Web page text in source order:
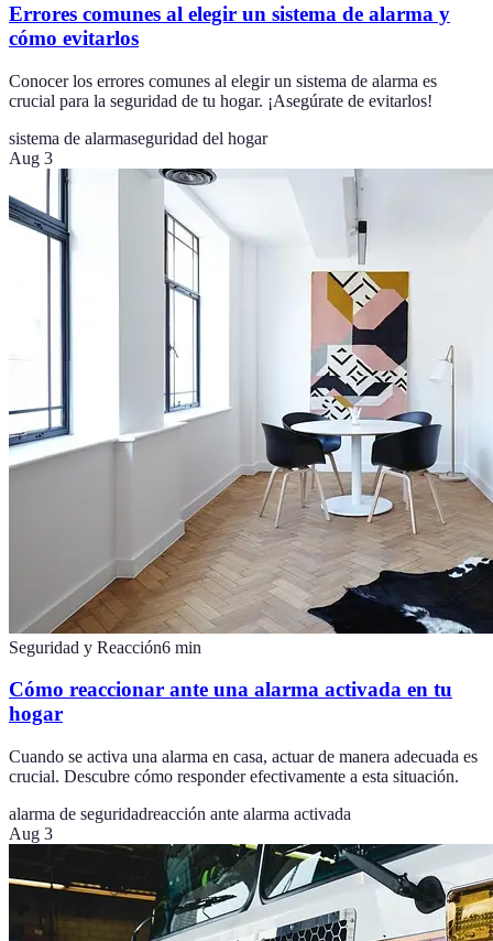
Errores comunes al elegir un sistema de alarma y
cómo evitarlos
Conocer los errores comunes al elegir un sistema de alarma es
crucial para la seguridad de tu hogar. ¡Asegúrate de evitarlos!
sistema de alarmaseguridad del hogar
Aug 3
Seguridad y Reacción6 min
Cómo reaccionar ante una alarma activada en tu
hogar
Cuando se activa una alarma en casa, actuar de manera adecuada es
crucial. Descubre cómo responder efectivamente a esta situación.
alarma de seguridadreacción ante alarma activada
Aug 3